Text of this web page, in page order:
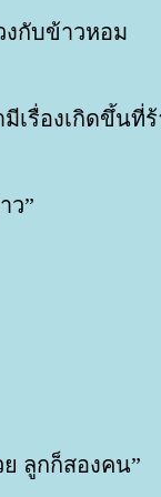
กับข้าวหอม
รื่องเกิดขึ้นที่ร้
ว”
ลูกก็สองคน”